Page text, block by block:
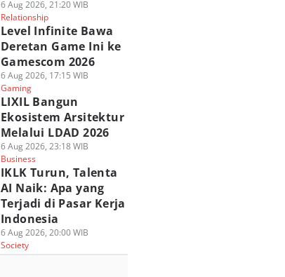
6 Aug 2026, 21:20 WIB
Relationship
Level Infinite Bawa
Deretan Game Ini ke
Gamescom 2026
6 Aug 2026, 17:15 WIB
Gaming
LIXIL Bangun
Ekosistem Arsitektur
Melalui LDAD 2026
6 Aug 2026, 23:18 WIB
Business
IKLK Turun, Talenta
AI Naik: Apa yang
Terjadi di Pasar Kerja
Indonesia
6 Aug 2026, 20:00 WIB
Society